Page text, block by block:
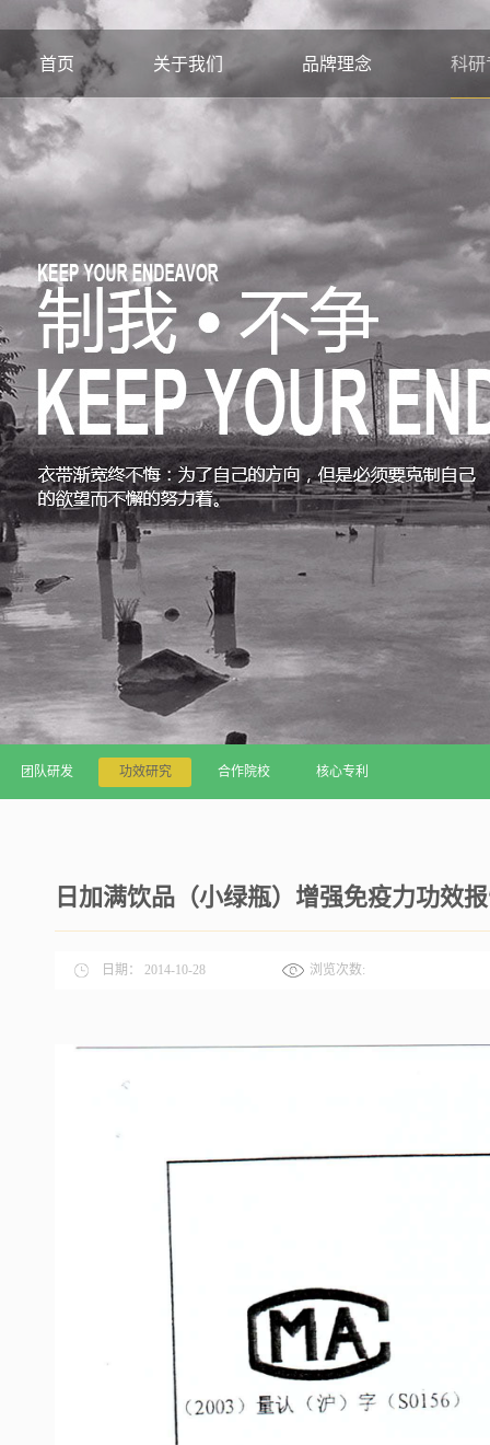
首页 关于我们 品牌理念 科研
团队研发 功效研究 合作院校 核心专利
日加满饮品（小绿瓶）增强免疫力功效
日期： 2014-10-28 浏览次数: